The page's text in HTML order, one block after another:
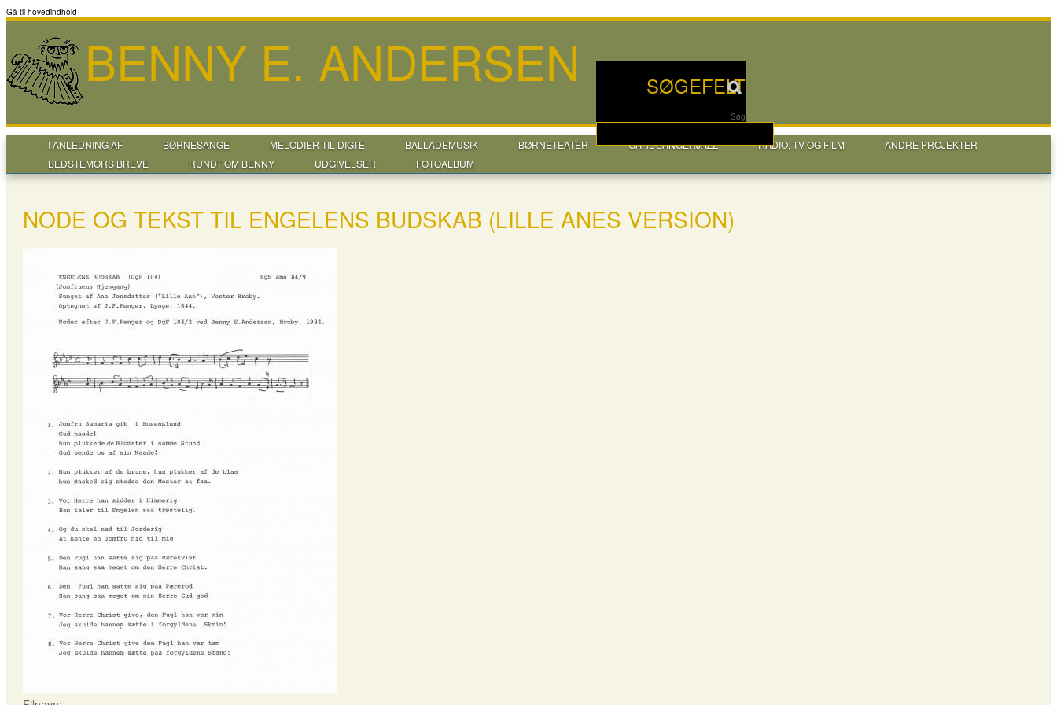
Gå til hovedindhold
SØGEFELT
Søg
BENNY E. ANDERSEN
I ANLEDNING AF BØRNESANGE MELODIER TIL DIGTE BALLADEMUSIK BØRNETEATER GÅRDSANGERJAZZ RADIO, TV OG FILM
ANDRE PROJEKTER
BEDSTEMORS BREVE
RUNDT OM BENNY UDGIVELSER FOTOALBUM
NODE OG TEKST TIL ENGELENS BUDSKAB (LILLE ANES VERSION)